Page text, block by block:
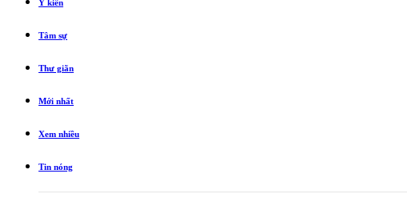
Ý kiến
Tâm sự
Thư giãn
Mới nhất
Xem nhiều
Tin nóng